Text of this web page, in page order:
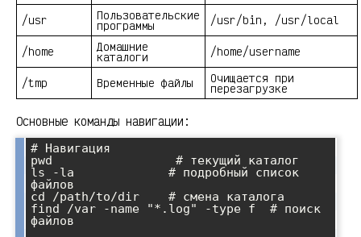
/usr
Пользовательские
программы /usr/bin, /usr/local
/home Домашние
каталоги /home/username
/tmp Временные файлы Очищается при
перезагрузке
Основные команды навигации:
# Навигация
pwd                 # текущий каталог
ls -la             # подробный список
файлов
cd /path/to/dir    # смена каталога
find /var -name "*.log" -type f  # поиск
файлов